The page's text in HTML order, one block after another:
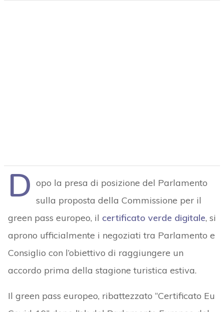
D opo la presa di posizione del Parlamento
sulla proposta della Commissione per il
green pass europeo, il certificato verde digitale, si
aprono ufficialmente i negoziati tra Parlamento e
Consiglio con l’obiettivo di raggiungere un
accordo prima della stagione turistica estiva.
Il green pass europeo, ribattezzato “Certificato Eu